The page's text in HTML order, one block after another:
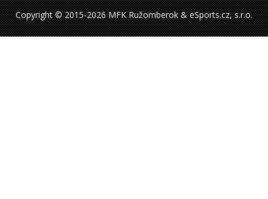
Copyright © 2015-2026 MFK Ružomberok & eSports.cz, s.r.o.